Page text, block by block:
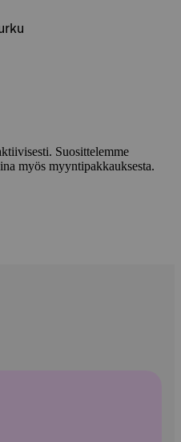
Suosittelemme
myös myyntipakkauksesta.